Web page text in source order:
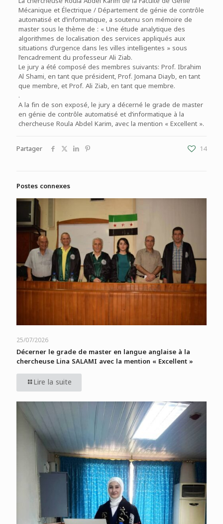
Mécanique et Électrique / Département de génie de contrôle
automatisé et d’informatique, a soutenu son mémoire de
master sous le thème de : « Une étude analytique des
algorithmes de localisation des services appliqués aux
situations d’urgence dans les villes intelligentes » sous
l’encadrement du professeur Ali Ziab.
Le jury a été composé des membres suivants: Prof. Ibrahim
Al Shami, en tant que président, Prof. Jomana Diayb, en tant
que membre, et Prof. Ali Ziab, en tant que membre.
.
A la fin de son exposé, le jury a décerné le grade de master
en génie de contrôle automatisé et d’informatique à la
chercheuse Roula Abdel Karim, avec la mention « Excellent ».
Partager
14
Postes connexes
25/07/2026
Décerner le grade de master en langue anglaise à la
chercheuse Lina SALAMI avec la mention « Excellent »
Lire la suite